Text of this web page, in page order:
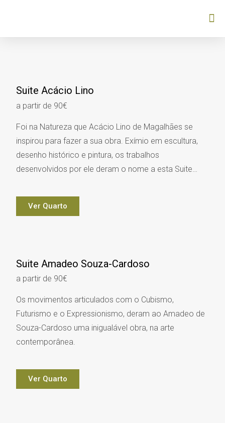
Suite Acácio Lino
a partir de 90€
Foi na Natureza que Acácio Lino de Magalhães se
inspirou para fazer a sua obra. Exímio em escultura,
desenho histórico e pintura, os trabalhos
desenvolvidos por ele deram o nome a esta Suite…
Ver Quarto
Suite Amadeo Souza-Cardoso
a partir de 90€
Os movimentos articulados com o Cubismo,
Futurismo e o Expressionismo, deram ao Amadeo de
Souza-Cardoso uma inigualável obra, na arte
contemporânea.
Ver Quarto